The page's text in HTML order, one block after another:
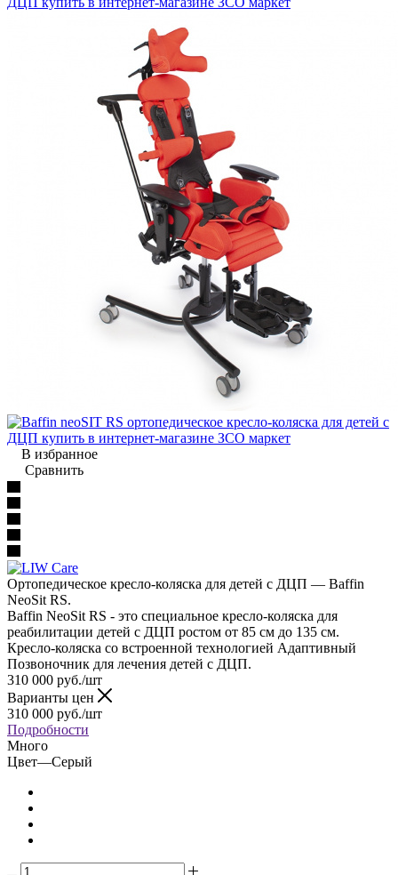
В избранное
Сравнить
Ортопедическое кресло-коляска для детей с ДЦП — Baffin
NeoSit RS.
Baffin NeoSit RS - это специальное кресло-коляска для
реабилитации детей с ДЦП ростом от 85 см до 135 см.
Кресло-коляска со встроенной технологией Адаптивный
Позвоночник для лечения детей с ДЦП.
310 000 руб./шт
Варианты цен
310 000 руб./шт
Подробности
Много
Цвет—Серый